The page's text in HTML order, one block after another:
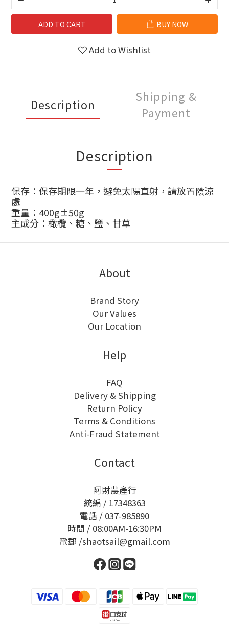
ADD TO CART BUY NOW
Add to Wishlist
Description
Shipping &
Payment
Description
保存：保存期限一年，避免太陽直射，請放置陰涼
處
重量： 400g±50g
主成分：橄欖、糖、鹽、甘草
About
Brand Story
Our Values
Our Location
Help
FAQ
Delivery & Shipping
Return Policy
Terms & Conditions
Anti-Fraud Statement
Contact
阿財農產行
統編 / 17348363
電話 / 037-985890
時間 / 08:00AM-16:30PM
電郵 /shaotsail@gmail.com